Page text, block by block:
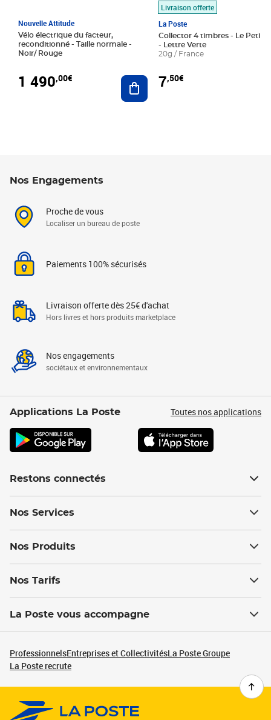
Nouvelle Attitude
Vélo électrique du facteur,
reconditionné - Taille normale -
Noir/ Rouge
1 490,00€ Ajouter au panier
Livraison offerte
La Poste
Collector 4 timbres - Le Petit
- Lettre Verte
20g / France
7,50€
Nos Engagements
Proche de vous
Localiser un bureau de poste
Paiements 100% sécurisés
Livraison offerte dès 25€ d'achat
Hors livres et hors produits marketplace
Nos engagements
sociétaux et environnementaux
Applications La Poste Toutes nos applications
Restons connectés
Nos Services
Nos Produits
Nos Tarifs
La Poste vous accompagne
ProfessionnelsEntreprises et CollectivitésLa Poste Groupe
La Poste recrute